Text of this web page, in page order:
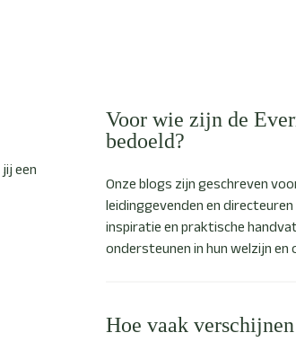
een
Voor wie zijn de
bedoeld?
Onze blogs zijn geschreven
leidinggevenden en
inspiratie en praktische
ondersteunen in hun welzijn en
Hoe vaak